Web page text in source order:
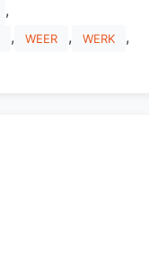
,
, WEER , WERK ,